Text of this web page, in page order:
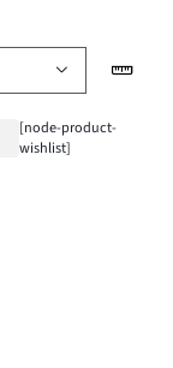
[node-product-
wishlist]